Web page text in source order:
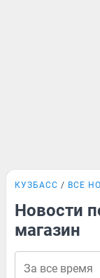
КУЗБАСС ВСЕ
Новости
магазин